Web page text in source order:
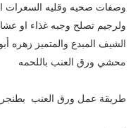
وصفات صحيه وقليه السعرات
ولرجيم تصلح وجبه غذاء او
الشيف المبدع والمتميز زهره
محشي ورق العنب باللحمه
طريقة عمل ورق العنب